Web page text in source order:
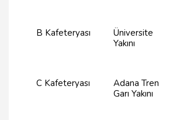
B Kafeteryası
Üniversite
Yakını
C Kafeteryası
Adana Tren
Garı Yakını